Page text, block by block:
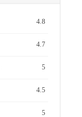
4.8
4.7
5
4.5
5